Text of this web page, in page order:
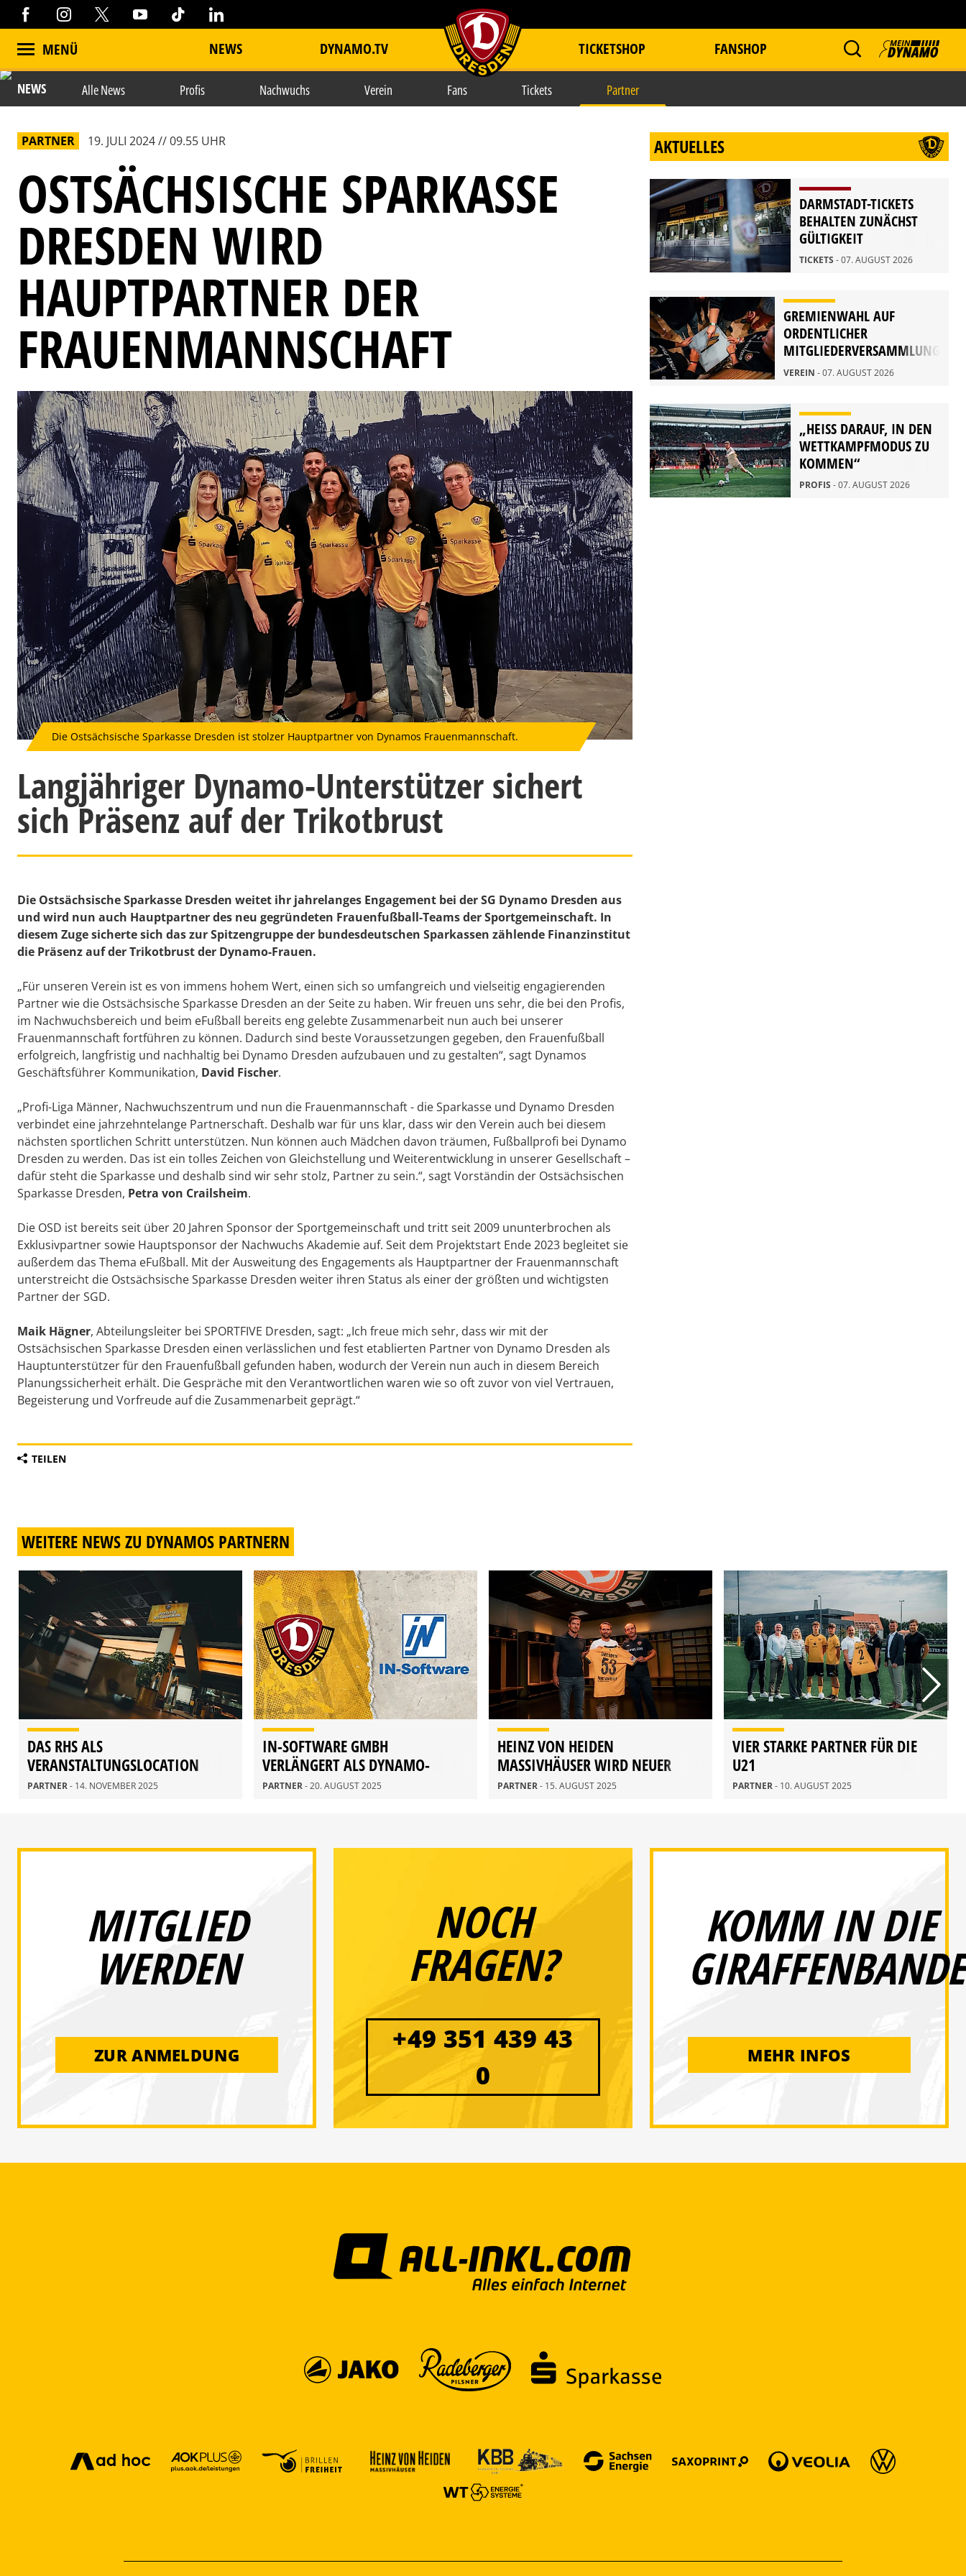
MENÜ NEWS DYNAMO.TV item.title TICKETSHOP FANSHOP
NEWS Alle News Profis Nachwuchs Verein Fans Tickets Partner
PARTNER 19. JULI 2024 // 09.55 UHR
OSTSÄCHSISCHE SPARKASSE
DRESDEN WIRD
HAUPTPARTNER DER
FRAUENMANNSCHAFT
Die Ostsächsische Sparkasse Dresden ist stolzer Hauptpartner von Dynamos Frauenmannschaft.
Langjähriger Dynamo-Unterstützer sichert
sich Präsenz auf der Trikotbrust
Die Ostsächsische Sparkasse Dresden weitet ihr jahrelanges Engagement bei der SG Dynamo Dresden aus
und wird nun auch Hauptpartner des neu gegründeten Frauenfußball-Teams der Sportgemeinschaft. In
diesem Zuge sicherte sich das zur Spitzengruppe der bundesdeutschen Sparkassen zählende Finanzinstitut
die Präsenz auf der Trikotbrust der Dynamo-Frauen.
„Für unseren Verein ist es von immens hohem Wert, einen sich so umfangreich und vielseitig engagierenden
Partner wie die Ostsächsische Sparkasse Dresden an der Seite zu haben. Wir freuen uns sehr, die bei den Profis,
im Nachwuchsbereich und beim eFußball bereits eng gelebte Zusammenarbeit nun auch bei unserer
Frauenmannschaft fortführen zu können. Dadurch sind beste Voraussetzungen gegeben, den Frauenfußball
erfolgreich, langfristig und nachhaltig bei Dynamo Dresden aufzubauen und zu gestalten“, sagt Dynamos
Geschäftsführer Kommunikation, David Fischer.
„Profi-Liga Männer, Nachwuchszentrum und nun die Frauenmannschaft - die Sparkasse und Dynamo Dresden
verbindet eine jahrzehntelange Partnerschaft. Deshalb war für uns klar, dass wir den Verein auch bei diesem
nächsten sportlichen Schritt unterstützen. Nun können auch Mädchen davon träumen, Fußballprofi bei Dynamo
Dresden zu werden. Das ist ein tolles Zeichen von Gleichstellung und Weiterentwicklung in unserer Gesellschaft –
dafür steht die Sparkasse und deshalb sind wir sehr stolz, Partner zu sein.“, sagt Vorständin der Ostsächsischen
Sparkasse Dresden, Petra von Crailsheim.
Die OSD ist bereits seit über 20 Jahren Sponsor der Sportgemeinschaft und tritt seit 2009 ununterbrochen als
Exklusivpartner sowie Hauptsponsor der Nachwuchs Akademie auf. Seit dem Projektstart Ende 2023 begleitet sie
außerdem das Thema eFußball. Mit der Ausweitung des Engagements als Hauptpartner der Frauenmannschaft
unterstreicht die Ostsächsische Sparkasse Dresden weiter ihren Status als einer der größten und wichtigsten
Partner der SGD.
Maik Hägner, Abteilungsleiter bei SPORTFIVE Dresden, sagt: „Ich freue mich sehr, dass wir mit der
Ostsächsischen Sparkasse Dresden einen verlässlichen und fest etablierten Partner von Dynamo Dresden als
Hauptunterstützer für den Frauenfußball gefunden haben, wodurch der Verein nun auch in diesem Bereich
Planungssicherheit erhält. Die Gespräche mit den Verantwortlichen waren wie so oft zuvor von viel Vertrauen,
Begeisterung und Vorfreude auf die Zusammenarbeit geprägt.“
TEILEN
AKTUELLES
DARMSTADT-TICKETS
BEHALTEN ZUNÄCHST
GÜLTIGKEIT
TICKETS - 07. AUGUST 2026
GREMIENWAHL AUF
ORDENTLICHER
MITGLIEDERVERSAMMLUNG
2026
VEREIN - 07. AUGUST 2026
„HEISS DARAUF, IN DEN W
ETTKAMPFMODUS ZU K
OMMEN“
PROFIS - 07. AUGUST 2026
WEITERE NEWS ZU DYNAMOS PARTNERN
DAS RHS ALS
VERANSTALTUNGSLOCATION
PARTNER- 14. NOVEMBER 2025
IN-SOFTWARE GMBH
VERLÄNGERT ALS DYNAMO-
PARTNER
PARTNER- 20. AUGUST 2025
HEINZ VON HEIDEN
MASSIVHÄUSER WIRD NEUER
EXKLUSIV-PARTNER
PARTNER- 15. AUGUST 2025
VIER STARKE PARTNER FÜR DIE
U21
PARTNER- 10. AUGUST 2025
MITGLIED
WERDEN
ZUR ANMELDUNG
NOCH
FRAGEN?
+49 351 439 43
0
KOMM IN DIE
GIRAFFENBANDE
MEHR INFOS